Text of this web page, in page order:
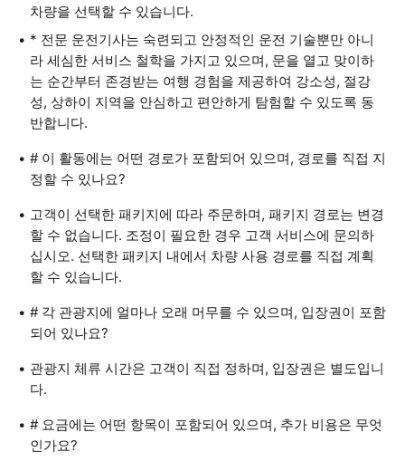
차량을 선택할 수 있습니다.
* 전문 운전기사는 숙련되고 안정적인 운전 기술뿐만 아니
라 세심한 서비스 철학을 가지고 있으며, 문을 열고 맞이하
는 순간부터 존경받는 여행 경험을 제공하여 강소성, 절강
성, 상하이 지역을 안심하고 편안하게 탐험할 수 있도록 동
반합니다.
# 이 활동에는 어떤 경로가 포함되어 있으며, 경로를 직접 지
정할 수 있나요?
고객이 선택한 패키지에 따라 주문하며, 패키지 경로는 변경
할 수 없습니다. 조정이 필요한 경우 고객 서비스에 문의하
십시오. 선택한 패키지 내에서 차량 사용 경로를 직접 계획
할 수 있습니다.
# 각 관광지에 얼마나 오래 머무를 수 있으며, 입장권이 포함
되어 있나요?
관광지 체류 시간은 고객이 직접 정하며, 입장권은 별도입니
다.
# 요금에는 어떤 항목이 포함되어 있으며, 추가 비용은 무엇
인가요?